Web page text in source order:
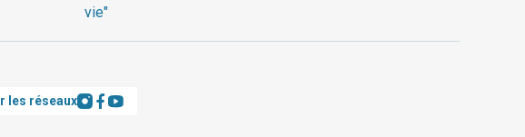
vie"
les réseaux